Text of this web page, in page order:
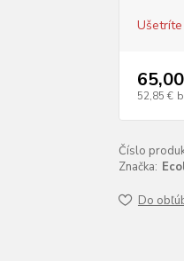
Ušetríte
52,85 €
Číslo
Značka:
Do